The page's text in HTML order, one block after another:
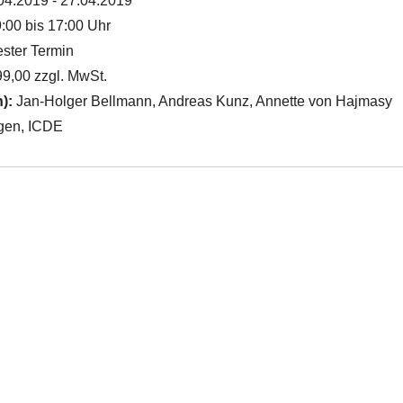
bis 17:00 Uhr
Termin
zzgl. MwSt.
Jan-Holger Bellmann, Andreas Kunz, Annette von Hajmasy
ICDE